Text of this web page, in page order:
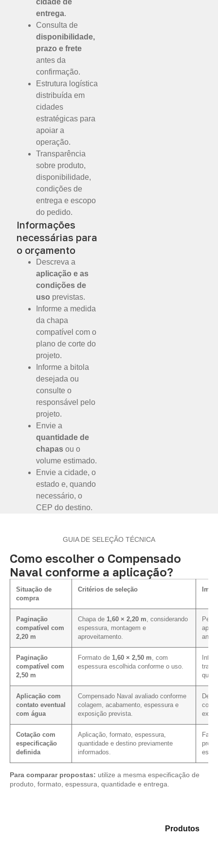
entrega.
Consulta de
disponibilidade,
prazo e frete
antes da
confirmação.
Estrutura logística
distribuída em
cidades
estratégicas para
apoiar a
operação.
Transparência
sobre produto,
disponibilidade,
condições de
entrega e escopo
do pedido.
Informações
necessárias para
o orçamento
Descreva a
aplicação e as
condições de
uso previstas.
Informe a medida
da chapa
compatível com o
plano de corte do
projeto.
Informe a bitola
desejada ou
consulte o
responsável pelo
projeto.
Envie a
quantidade de
chapas ou o
volume estimado.
Envie a cidade, o
estado e, quando
necessário, o
CEP do destino.
GUIA DE SELEÇÃO TÉCNICA
Como escolher o Compensado
Naval conforme a aplicação?
Situação de
compra
Critérios de seleção
Paginação
compatível com
2,20 m
Chapa de 1,60 × 2,20 m , considerando
espessura, montagem e
aproveitamento.
Paginação
compatível com
2,50 m
Formato de 1,60 × 2,50 m , com
espessura escolhida conforme o uso.
Aplicação com
contato eventual
com água
Compensado Naval avaliado conforme
colagem, acabamento, espessura e
exposição prevista.
com
Cotação com
especificação
definida
Aplicação, formato, espessura,
quantidade e destino previamente
informados.
Para comparar propostas: utilize a mesma especificação de
produto, formato, espessura, quantidade e entrega.
Produtos